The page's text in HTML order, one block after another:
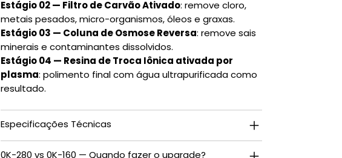
Estágio 02 — Filtro de Carvão Ativado: remove cloro,
metais pesados, micro-organismos, óleos e graxas.
Estágio 03 — Coluna de Osmose Reversa: remove sais
minerais e contaminantes dissolvidos.
Estágio 04 — Resina de Troca Iônica ativada por
plasma: polimento final com água ultrapurificada como
resultado.
Especificações Técnicas
0K-280 vs 0K-160 — Quando fazer o upgrade?